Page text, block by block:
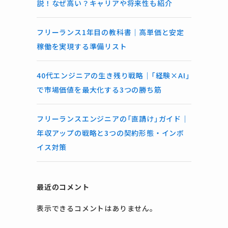
説！なぜ高い？キャリアや将来性も紹介
フリーランス1年目の教科書｜高単価と安定
稼働を実現する準備リスト
40代エンジニアの生き残り戦略｜「経験×AI」
で市場価値を最大化する3つの勝ち筋
フリーランスエンジニアの「直請け」ガイド｜
年収アップの戦略と3つの契約形態・インボ
イス対策
最近のコメント
表示できるコメントはありません。